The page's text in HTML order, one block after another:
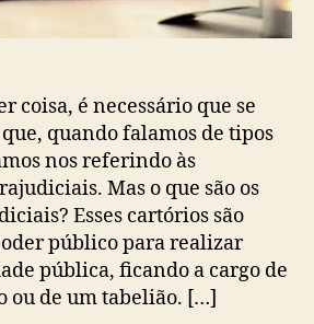
coisa, é necessário que se
quando falamos de tipos
nos referindo às
Mas o que são os
Esses cartórios são
público para realizar
pública, ficando a cargo de
ou de um tabelião. […]